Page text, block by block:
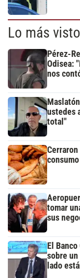
Lo más
Pérez-
Odisea:
nos
ustedes
total"
Cerraron
tomar
sus
El
sobre
lado